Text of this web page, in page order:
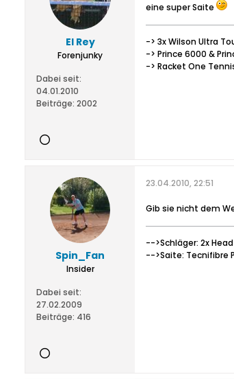
El Rey
Forenjunky
Dabei seit:
04.01.2010
Beiträge: 2002
eine super Saite
-> 3x Wilson Ultra
-> Prince 6000 &
-> Racket One
Spin_Fan
Insider
Dabei seit:
27.02.2009
Beiträge: 416
23.04.2010, 22:51
Gib sie nicht dem
-->Schläger: 2x
-->Saite: Tecnifibre